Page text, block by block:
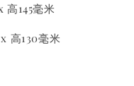
高145毫米
高130毫米